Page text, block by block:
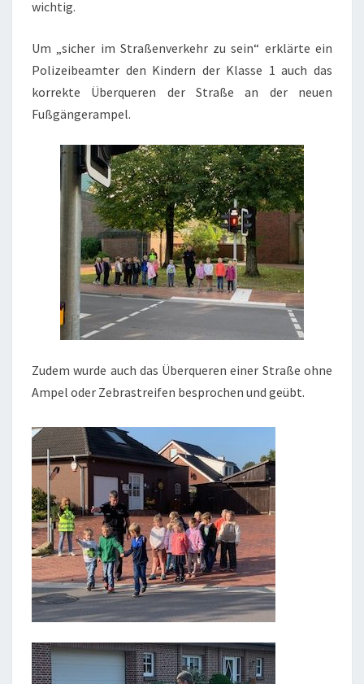
wichtig.
Um „sicher im Straßenverkehr zu sein“ erklärte ein
Polizeibeamter den Kindern der Klasse 1 auch das
korrekte Überqueren der Straße an der neuen
Fußgängerampel.
Zudem wurde auch das Überqueren einer Straße ohne
Ampel oder Zebrastreifen besprochen und geübt.